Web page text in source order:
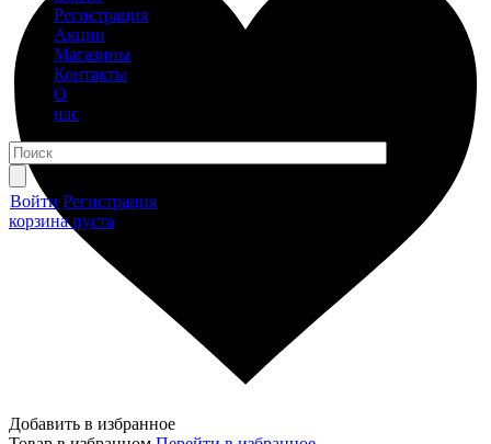
Регистрация
Акции
Магазины
Контакты
О
нас
Войти Регистрация
корзина пуста
Добавить в избранное